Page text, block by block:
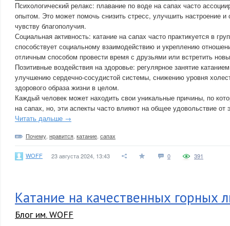
Психологический релакс: плавание по воде на сапах часто
опытом. Это может помочь снизить стресс, улучшить настроение и
чувству благополучия.
Социальная активность: катание на сапах часто практикуется в
способствует социальному взаимодействию и укреплению
отличным способом провести время с друзьями или встретить
Позитивные воздействия на здоровье: регулярное занятие
улучшению сердечно-сосудистой системы, снижению уровня
здорового образа жизни в целом.
Каждый человек может находить свои уникальные причины, по
на сапах, но, эти аспекты часто влияют на общее удовольствие от
Читать дальше →
Почему нравится катание сапах
WOFF 23 августа 2024, 13:43 0 391
Катание на качественных горных
Блог им. WOFF